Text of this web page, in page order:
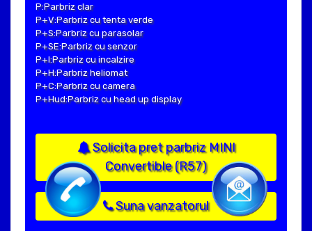
P:Parbriz clar
P+V:Parbriz cu tenta verde
P+S:Parbriz cu parasolar
P+SE:Parbriz cu senzor
P+I:Parbriz cu incalzire
P+H:Parbriz heliomat
P+C:Parbriz cu camera
P+Hud:Parbriz cu head up display
Solicita pret parbriz MINI
Convertible (R57)
Suna vanzatorul